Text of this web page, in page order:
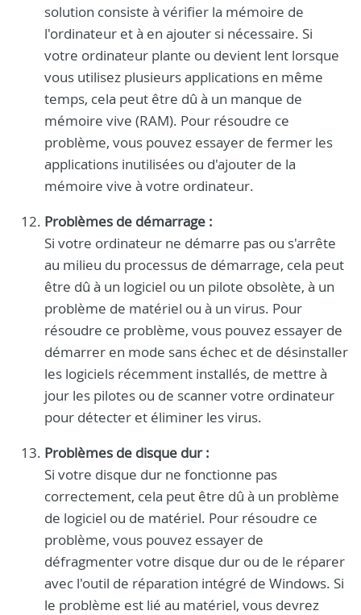
solution consiste à vérifier la mémoire de
l'ordinateur et à en ajouter si nécessaire. Si
votre ordinateur plante ou devient lent lorsque
vous utilisez plusieurs applications en même
temps, cela peut être dû à un manque de
mémoire vive (RAM). Pour résoudre ce
problème, vous pouvez essayer de fermer les
applications inutilisées ou d'ajouter de la
mémoire vive à votre ordinateur.
Problèmes de démarrage :
Si votre ordinateur ne démarre pas ou s'arrête
au milieu du processus de démarrage, cela peut
être dû à un logiciel ou un pilote obsolète, à un
problème de matériel ou à un virus. Pour
résoudre ce problème, vous pouvez essayer de
démarrer en mode sans échec et de désinstaller
les logiciels récemment installés, de mettre à
jour les pilotes ou de scanner votre ordinateur
pour détecter et éliminer les virus.
Problèmes de disque dur :
Si votre disque dur ne fonctionne pas
correctement, cela peut être dû à un problème
de logiciel ou de matériel. Pour résoudre ce
problème, vous pouvez essayer de
défragmenter votre disque dur ou de le réparer
avec l'outil de réparation intégré de Windows. Si
le problème est lié au matériel, vous devrez